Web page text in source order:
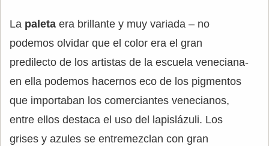
La paleta era brillante y muy variada – no
podemos olvidar que el color era el gran
predilecto de los artistas de la escuela veneciana-
en ella podemos hacernos eco de los pigmentos
que importaban los comerciantes venecianos,
entre ellos destaca el uso del lapislázuli. Los
grises y azules se entremezclan con gran